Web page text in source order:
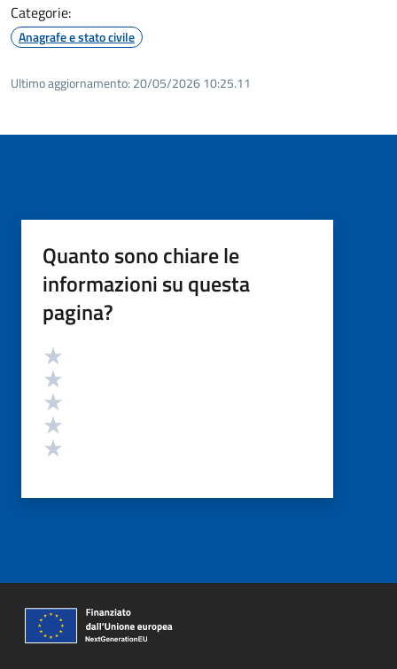
Categorie:
Anagrafe e stato civile
Ultimo aggiornamento: 20/05/2026 10:25.11
Quanto sono chiare le
informazioni su questa
pagina?
Valutazione